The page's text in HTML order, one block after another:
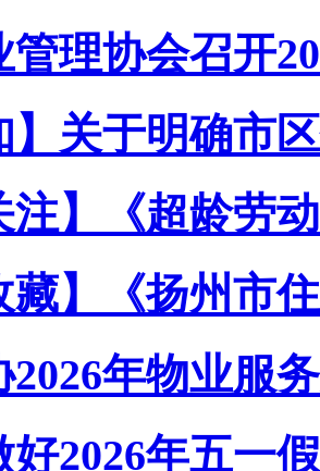
管理协会召开
】关于明确市
注】《超龄劳
藏】《扬州市
2026年物业服
好2026年五一